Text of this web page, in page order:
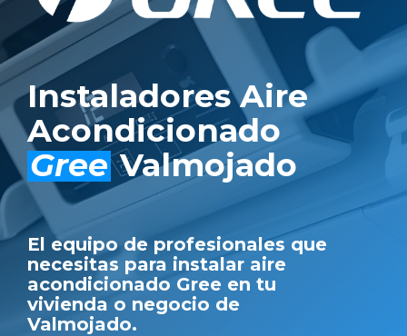
Instaladores Aire
Acondicionado
GreeValmojado
El equipo de profesionales que
necesitas para instalar aire
acondicionado Gree en tu
vivienda o negocio de
Valmojado.